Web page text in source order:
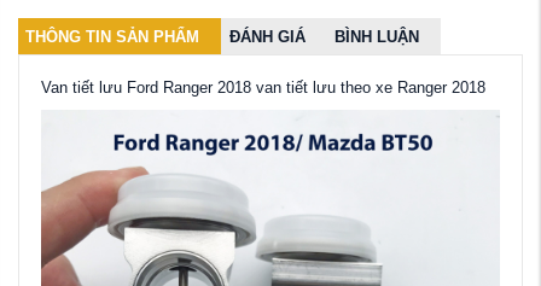
THÔNG TIN SẢN PHẨM ĐÁNH GIÁ BÌNH LUẬN
Van tiết lưu Ford Ranger 2018 van tiết lưu theo xe Ranger 2018